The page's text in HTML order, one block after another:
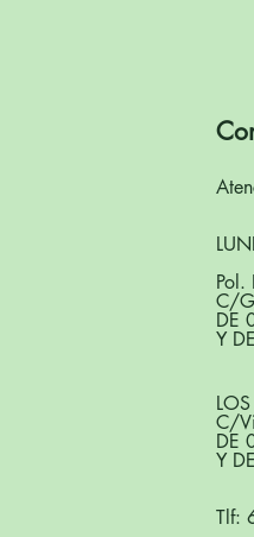
Pol.
C/
DE
Y
C/
DE
Y
Tlf: